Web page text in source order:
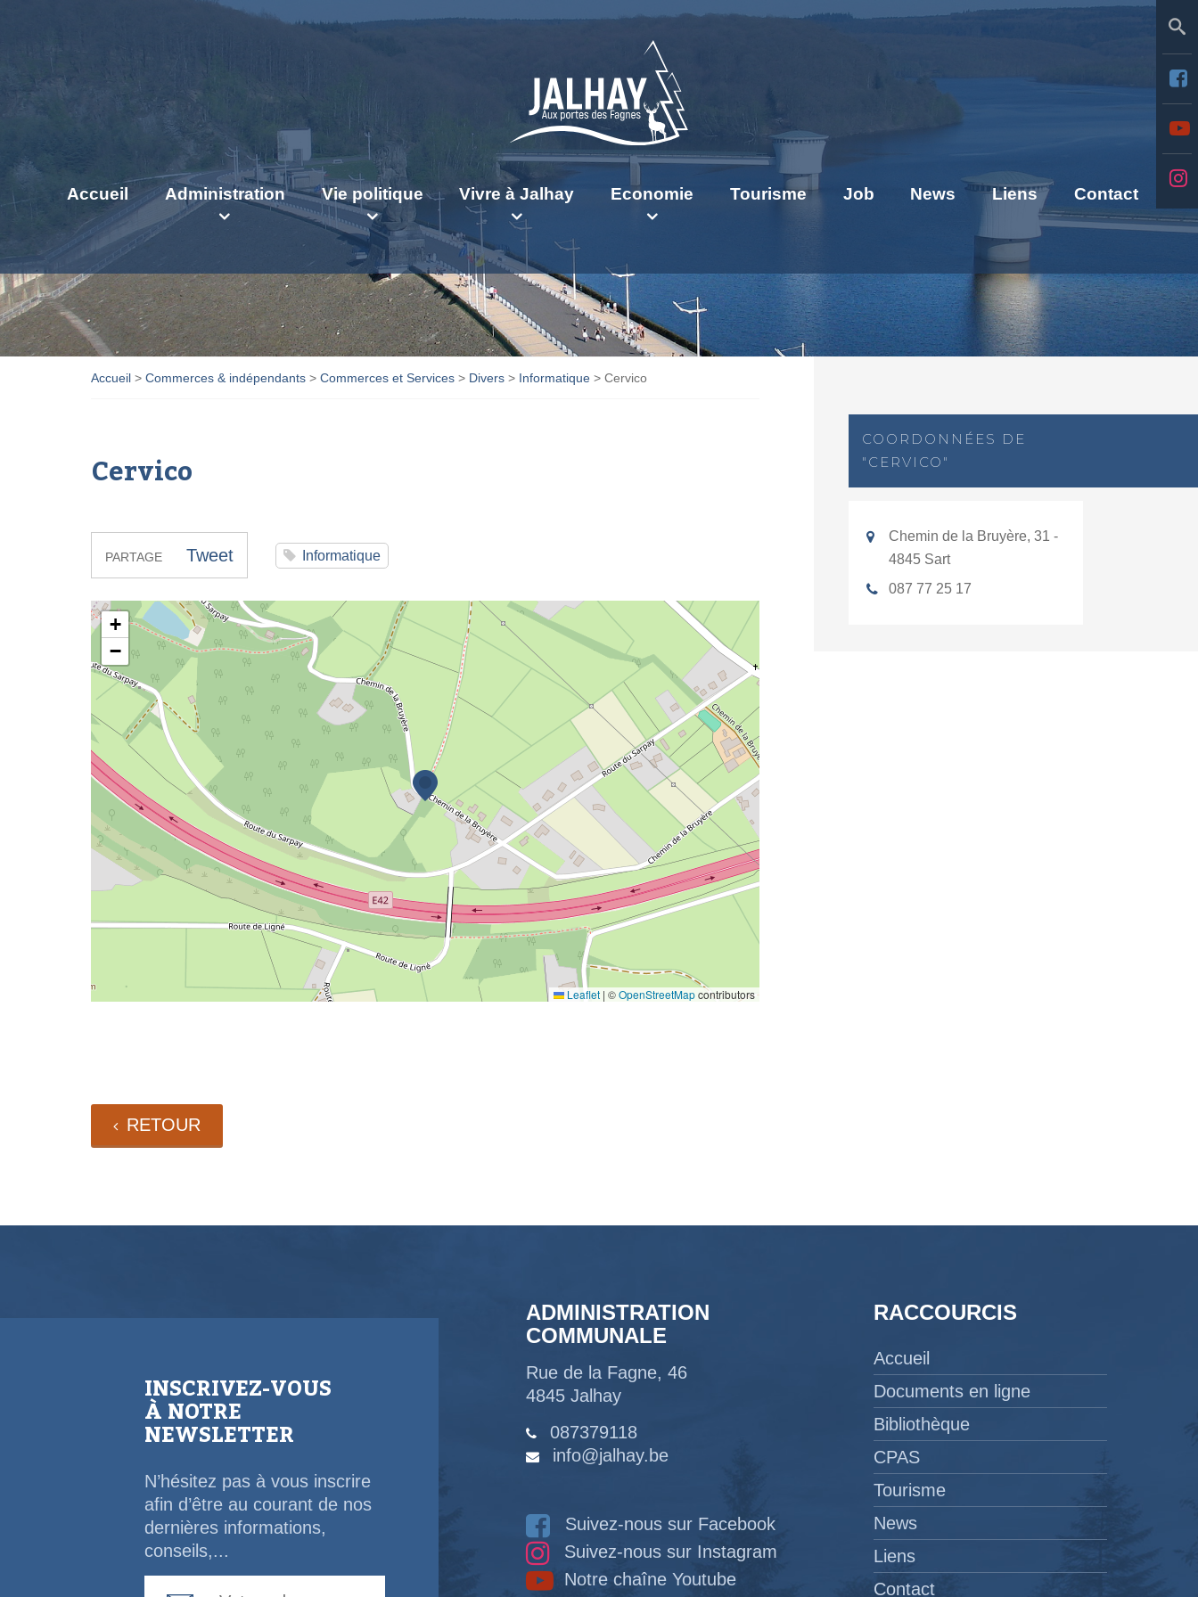
Accueil Administration Vie politique Vivre à Jalhay Economie Tourisme Job News Liens Contact
Accueil > Commerces & indépendants > Commerces et Services > Divers > Informatique > Cervico
Cervico
PARTAGE Tweet Informatique
Cervico
+
−
Leaflet | ©OpenStreetMapcontributors
RETOUR
COORDONNÉES DE
"CERVICO"
Chemin de la Bruyère, 31 -
4845 Sart
087 77 25 17
INSCRIVEZ-VOUS
À NOTRE
NEWSLETTER
N’hésitez pas à vous inscrire
afin d’être au courant de nos
dernières informations,
conseils,...
ADMINISTRATION
COMMUNALE
Rue de la Fagne, 46
4845 Jalhay
087379118
info@jalhay.be
Suivez-nous sur Facebook
Suivez-nous sur Instagram
Notre chaîne Youtube
RACCOURCIS
Accueil
Documents en ligne
Bibliothèque
CPAS
Tourisme
News
Liens
Contact